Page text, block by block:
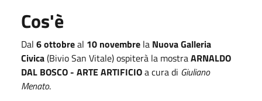
Cos'è
Dal 6 ottobreal 10 novembre la Nuova Galleria
Civica(Bivio San Vitale) ospiterà la mostraARNALDO
DAL BOSCO - ARTE ARTIFICIOa cura di Giuliano
Menato.